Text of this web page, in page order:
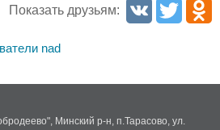
Показать друзьям:
nad
Минский р-н, п.Тарасово, ул.